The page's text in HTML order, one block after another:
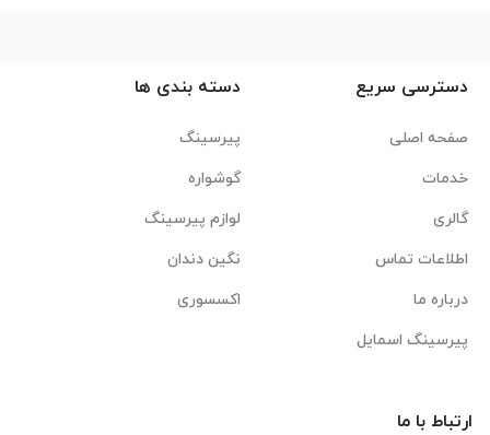
دسترسی سریع
صفحه اصلی
خدمات
گالری
اطلاعات تماس
درباره ما
پیرسینگ اسمایل
دسته بندی ها
پیرسینگ
گوشواره
لوازم پیرسینگ
نگین دندان
اکسسوری
ارتباط با ما